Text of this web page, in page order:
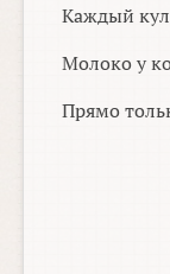
Каждый
Молоко у
Прямо